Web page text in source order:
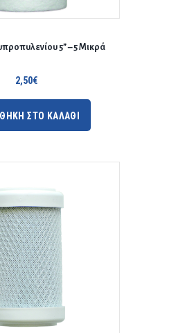
5” – 5 Μικρά
2,50€
ΣΤΟ ΚΑΛΑΘΙ